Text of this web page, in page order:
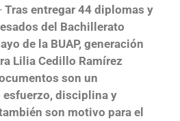
Tras entregar 44 diplomas y
del Bachillerato
de la BUAP, generación
Lilia Cedillo Ramírez
son un
disciplina y
son motivo para el